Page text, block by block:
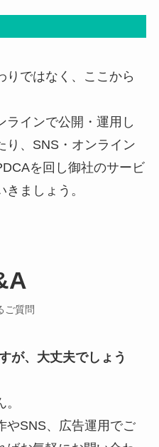
りではなく、ここから
ラインで公開・運用し
り、SNS・オンライン
を回し御社のサービ
ましょう。
ご質問
が、大丈夫でしょう
やSNS、広告運用でご